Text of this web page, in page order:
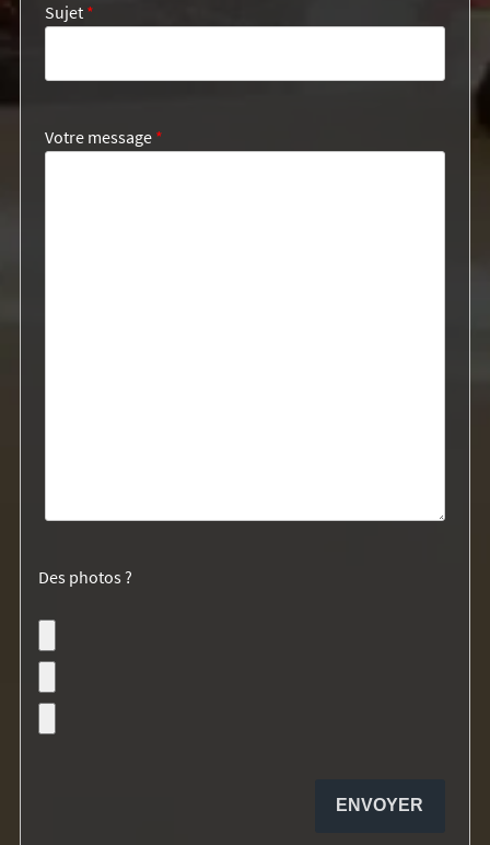
Sujet *
Votre message *
Des photos ?